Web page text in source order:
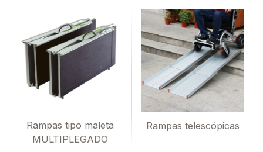
Rampas tipo maleta
MULTIPLEGADO
Rampas telescópicas